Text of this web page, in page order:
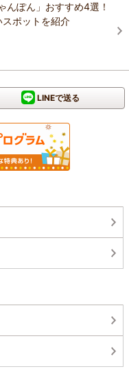
んぽん」おすすめ4選！
ポットを紹介
LINEで送る